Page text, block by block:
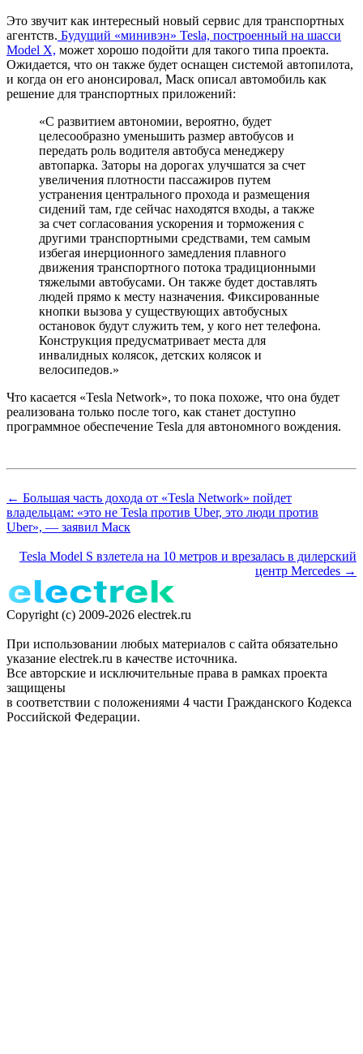
Это звучит как интересный новый сервис для транспортных
агентств. Будущий «минивэн» Tesla, построенный на шасси
Model X, может хорошо подойти для такого типа проекта.
Ожидается, что он также будет оснащен системой автопилота,
и когда он его анонсировал, Маск описал автомобиль как
решение для транспортных приложений:
«С развитием автономии, вероятно, будет
целесообразно уменьшить размер автобусов и
передать роль водителя автобуса менеджеру
автопарка. Заторы на дорогах улучшатся за счет
увеличения плотности пассажиров путем
устранения центрального прохода и размещения
сидений там, где сейчас находятся входы, а также
за счет согласования ускорения и торможения с
другими транспортными средствами, тем самым
избегая инерционного замедления плавного
движения транспортного потока традиционными
тяжелыми автобусами. Он также будет доставлять
людей прямо к месту назначения. Фиксированные
кнопки вызова у существующих автобусных
остановок будут служить тем, у кого нет телефона.
Конструкция предусматривает места для
инвалидных колясок, детских колясок и
велосипедов.»
Что касается «Tesla Network», то пока похоже, что она будет
реализована только после того, как станет доступно
программное обеспечение Tesla для автономного вождения.
← Большая часть дохода от «Tesla Network» пойдет
владельцам: «это не Tesla против Uber, это люди против
Uber», — заявил Маск
Tesla Model S взлетела на 10 метров и врезалась в дилерский
центр Mercedes →
Copyright (c) 2009-2026 electrek.ru
При использовании любых материалов с сайта обязательно
указание electrek.ru в качестве источника.
Все авторские и исключительные права в рамках проекта
защищены
в соответствии с положениями 4 части Гражданского Кодекса
Российской Федерации.